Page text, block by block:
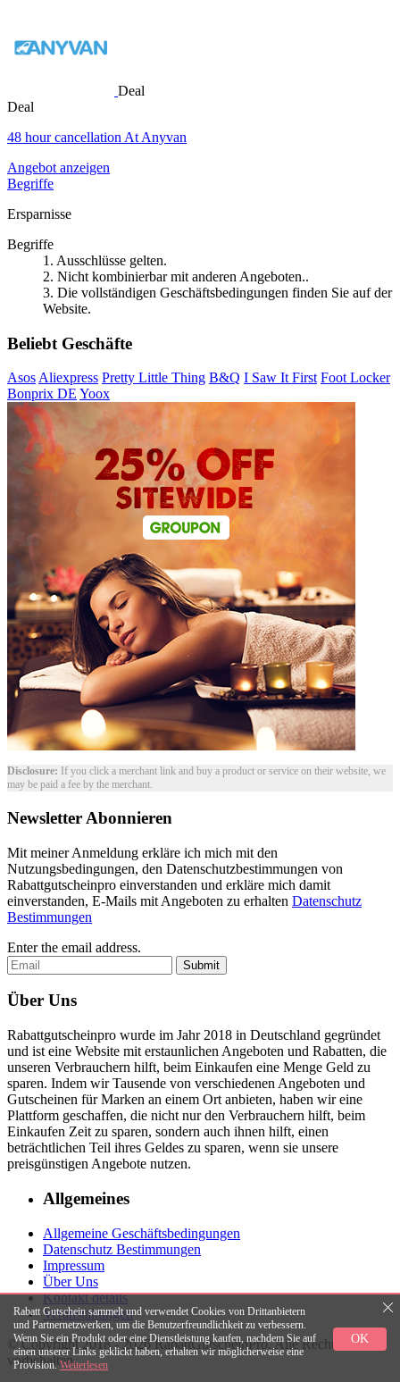
Deal
Deal
48 hour cancellation At Anyvan
Angebot anzeigen
Begriffe
Ersparnisse
Begriffe
1. Ausschlüsse gelten.
2. Nicht kombinierbar mit anderen Angeboten..
3. Die vollständigen Geschäftsbedingungen finden Sie auf der
Website.
Beliebt Geschäfte
Asos Aliexpress Pretty Little Thing B&Q I Saw It First Foot Locker
Bonprix DE Yoox
Disclosure: If you click a merchant link and buy a product or service on their website, we
may be paid a fee by the merchant.
Newsletter Abonnieren
Mit meiner Anmeldung erkläre ich mich mit den
Nutzungsbedingungen, den Datenschutzbestimmungen von
Rabattgutscheinpro einverstanden und erkläre mich damit
einverstanden, E-Mails mit Angeboten zu erhalten Datenschutz
Bestimmungen
Enter the email address.
Submit
Über Uns
Rabattgutscheinpro wurde im Jahr 2018 in Deutschland gegründet
und ist eine Website mit erstaunlichen Angeboten und Rabatten, die
unseren Verbrauchern hilft, beim Einkaufen eine Menge Geld zu
sparen. Indem wir Tausende von verschiedenen Angeboten und
Gutscheinen für Marken an einem Ort anbieten, haben wir eine
Plattform geschaffen, die nicht nur den Verbrauchern hilft, beim
Einkaufen Zeit zu sparen, sondern auch ihnen hilft, einen
beträchtlichen Teil ihres Geldes zu sparen, wenn sie unsere
preisgünstigen Angebote nutzen.
Allgemeines
Allgemeine Geschäftsbedingungen
Datenschutz Bestimmungen
Impressum
Über Uns
Kontakt details
Veranstaltungen
© Copyright 2018 - 2026 RabattGutscheinPro. Alle Rechte
vorbehalten.
Rabatt Gutschein sammelt und verwendet Cookies von Drittanbietern
und Partnernetzwerken, um die Benutzerfreundlichkeit zu verbessern.
Wenn Sie ein Produkt oder eine Dienstleistung kaufen, nachdem Sie auf
einen unserer Links geklickt haben, erhalten wir möglicherweise eine
Provision.Weiterlesen
OK